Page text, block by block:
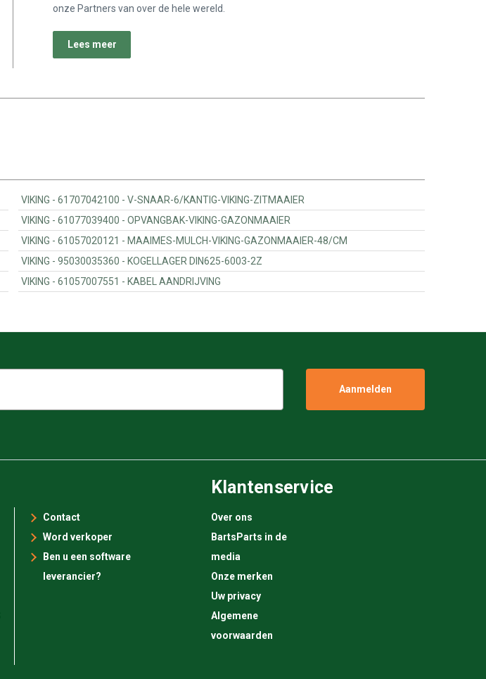
onze Partners van over de hele wereld.
Lees meer
VIKING - 61707042100 - V-SNAAR-6/KANTIG-VIKING-ZITMAAIER
VIKING - 61077039400 - OPVANGBAK-VIKING-GAZONMAAIER
VIKING - 61057020121 - MAAIMES-MULCH-VIKING-GAZONMAAIER-48/CM
VIKING - 95030035360 - KOGELLAGER DIN625-6003-2Z
VIKING - 61057007551 - KABEL AANDRIJVING
Contact
Word verkoper
Ben u een software
leverancier?
Klantenservice
Over ons
BartsParts in de
media
Onze merken
Uw privacy
Algemene
voorwaarden